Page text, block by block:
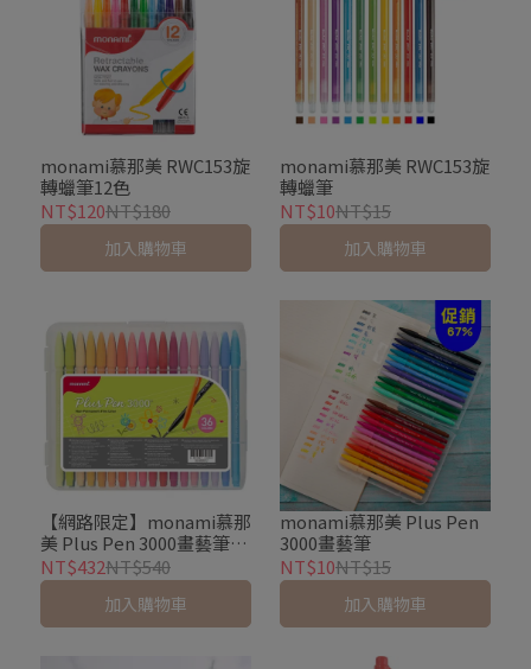
monami慕那美 RWC153旋
轉蠟筆12色
NT$120NT$180
加入購物車
monami慕那美 RWC153旋
轉蠟筆
NT$10NT$15
加入購物車
【網路限定】monami慕那
美 Plus Pen 3000畫藝筆36
色組
NT$432NT$540
加入購物車
monami慕那美 Plus Pen
3000畫藝筆
NT$10NT$15
加入購物車